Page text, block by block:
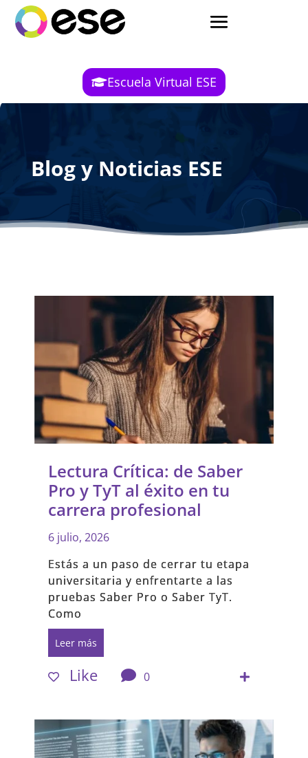
Escuela Virtual ESE
Blog y Noticias ESE
Lectura Crítica: de Saber
Pro y TyT al éxito en tu
carrera profesional
6 julio, 2026
Estás a un paso de cerrar tu etapa
universitaria y enfrentarte a las
pruebas Saber Pro o Saber TyT.
Como
Leer más
Like 0